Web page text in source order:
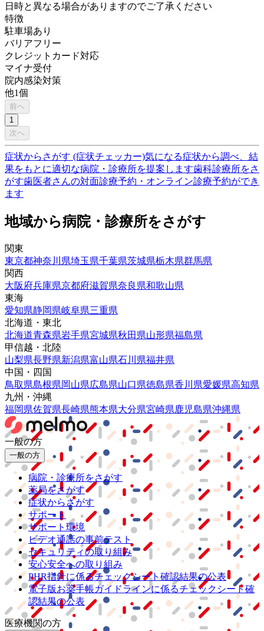
日時と異なる場合がありますのでご了承ください
特徴
駐車場あり
バリアフリー
クレジットカード対応
マイナ受付
院内感染対策
他1個
前へ
1
次へ
症状からさがす (症状チェッカー)気になる症状から調べ、結
果をもとに適切な病院・診療所を提案します歯科診療所をさ
がす歯医者さんの対面診療予約・オンライン診療予約ができ
ます
地域から病院・診療所をさがす
関東
東京都神奈川県埼玉県千葉県茨城県栃木県群馬県
関西
大阪府兵庫県京都府滋賀県奈良県和歌山県
東海
愛知県静岡県岐阜県三重県
北海道・東北
北海道青森県岩手県宮城県秋田県山形県福島県
甲信越・北陸
山梨県長野県新潟県富山県石川県福井県
中国・四国
鳥取県島根県岡山県広島県山口県徳島県香川県愛媛県高知県
九州・沖縄
福岡県佐賀県長崎県熊本県大分県宮崎県鹿児島県沖縄県
一般の方
一般の方
病院・診療所をさがす
薬局をさがす
症状からさがす
サポート
サポート環境
ビデオ通話の事前テスト
セキュリティの取り組み
安心安全への取り組み
PHR指針に係るチェックシート確認結果の公表
電子版お薬手帳ガイドラインに係るチェックシート確
認結果の公表
医療機関の方